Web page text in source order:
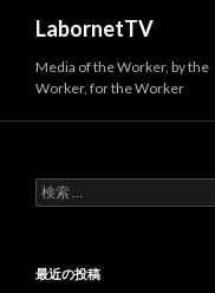
LabornetTV
Media of the Worker, by the
Worker, for the Worker
検
索
最近の投稿